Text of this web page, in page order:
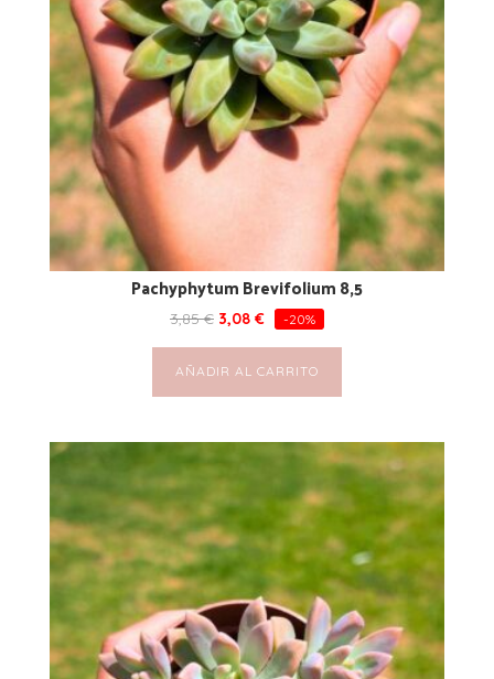
Pachyphytum Brevifolium 8,5
3,85€ 3,08 € -20%
AÑADIR AL CARRITO